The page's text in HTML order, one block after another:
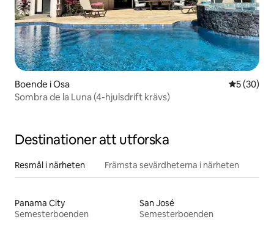
Boende i Osa 5 av 5 i
5 (30)
Sombra de la Luna (4-hjulsdrift krävs)
Destinationer att utforska
Resmål i närheten Främsta sevärdheterna i närheten
Panama City
Semesterboenden
San José
Semesterboenden